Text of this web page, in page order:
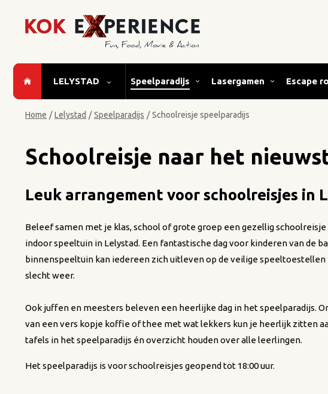
LELYSTAD Speelparadijs Lasergamen Escape
Home / Lelystad / Speelparadijs / Schoolreisje speelparadijs
Schoolreisje naar het
Leuk arrangement voor schoolreisjes in
Beleef samen met je klas, school of grote groep een gezellig
indoor speeltuin in Lelystad. Een fantastische dag voor kinderen van de
binnenspeeltuin kan iedereen zich uitleven op de veilige speeltoestellen
slecht weer.
Ook juffen en meesters beleven een heerlijke dag in het speelparadijs.
van een vers kopje koffie of thee met wat lekkers kun je heerlijk zitten
tafels in het speelparadijs én overzicht houden over alle leerlingen.
Het speelparadijs is voor schoolreisjes geopend tot 18:00 uur.